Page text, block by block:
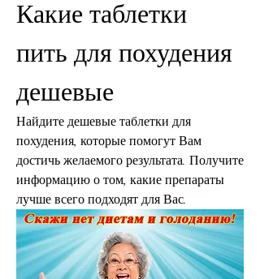
Какие таблетки
пить для похудения
дешевые
Найдите дешевые таблетки для
похудения, которые помогут Вам
достичь желаемого результата. Получите
информацию о том, какие препараты
лучше всего подходят для Вас.